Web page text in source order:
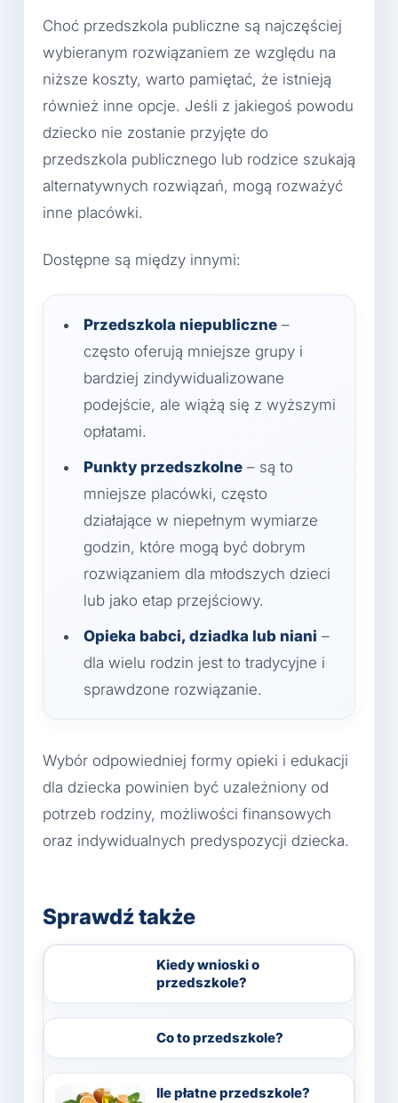
Choć przedszkola publiczne są najczęściej
wybieranym rozwiązaniem ze względu na
niższe koszty, warto pamiętać, że istnieją
również inne opcje. Jeśli z jakiegoś powodu
dziecko nie zostanie przyjęte do
przedszkola publicznego lub rodzice szukają
alternatywnych rozwiązań, mogą rozważyć
inne placówki.
Dostępne są między innymi:
Przedszkola niepubliczne –
często oferują mniejsze grupy i
bardziej zindywidualizowane
podejście, ale wiążą się z wyższymi
opłatami.
Punkty przedszkolne – są to
mniejsze placówki, często
działające w niepełnym wymiarze
godzin, które mogą być dobrym
rozwiązaniem dla młodszych dzieci
lub jako etap przejściowy.
Opieka babci, dziadka lub niani –
dla wielu rodzin jest to tradycyjne i
sprawdzone rozwiązanie.
Wybór odpowiedniej formy opieki i edukacji
dla dziecka powinien być uzależniony od
potrzeb rodziny, możliwości finansowych
oraz indywidualnych predyspozycji dziecka.
Sprawdź także
Kiedy wnioski o
przedszkole?
Co to przedszkole?
Ile płatne przedszkole?